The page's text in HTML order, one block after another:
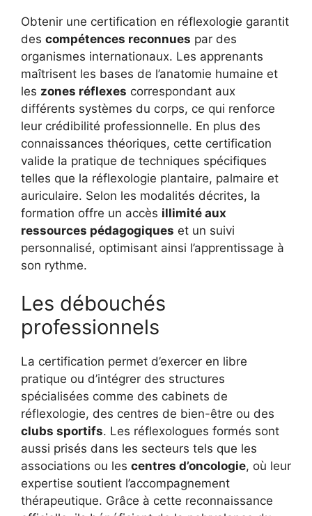
Obtenir une certification en réflexologie garantit
des compétences reconnues par des
organismes internationaux. Les apprenants
maîtrisent les bases de l’anatomie humaine et
les zones réflexes correspondant aux
différents systèmes du corps, ce qui renforce
leur crédibilité professionnelle. En plus des
connaissances théoriques, cette certification
valide la pratique de techniques spécifiques
telles que la réflexologie plantaire, palmaire et
auriculaire. Selon les modalités décrites, la
formation offre un accès illimité aux
ressources pédagogiques et un suivi
personnalisé, optimisant ainsi l’apprentissage à
son rythme.
Les débouchés
professionnels
La certification permet d’exercer en libre
pratique ou d’intégrer des structures
spécialisées comme des cabinets de
réflexologie, des centres de bien-être ou des
clubs sportifs. Les réflexologues formés sont
aussi prisés dans les secteurs tels que les
associations ou les centres d’oncologie, où leur
expertise soutient l’accompagnement
thérapeutique. Grâce à cette reconnaissance